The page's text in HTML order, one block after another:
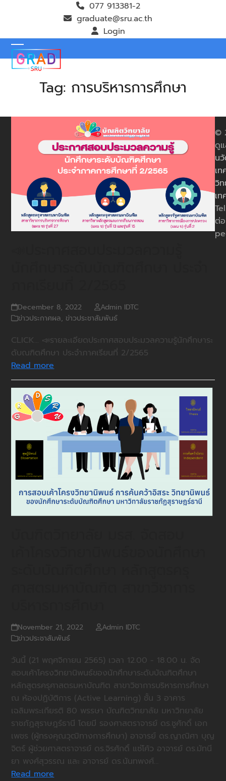
077 913381-2
graduate@sru.ac.th
Login
Open
mobile
Close
mobile
Tag: การบริหารการศึกษา
December 8, 2022
Admin IDTC
ข่าวประกาศผล, ข่าวประชาสัมพันธ์
CLICK... 📣รายละเอียดประกาศสอบประมวลความรู้นักศึกษาระ
ดับณฑิตศึกษา ประจำภาคเรียนที่ 2/2565
Read more
November 21, 2022
Admin IDTC
ข่าวประชาสัมพันธ์
วันนี้ (21 พฤศจิกายน 2565) เวลา 12.00 - 18.00 น. จัด
สอบเค้าโครงวิทยานิพนธ์ของนักศึกษาระดับบัณฑิตศึกษา
หลักสูตรครุศาสตรมหาบัณฑิต สาขาวิชาการบริหารการศึกษา
ณ ห้องปฏิบัติการ (Active Learning) ชั้น 3 อาคาร
เฉลิมพระเกียรติ 80 พรรษา บัณฑิตวิทยาลัย มหาวิทยาลัย
ราชภัฏสุราษฎร์ธานี โดยมี รองศาสตราจารย์ ดร.ชูศักดิ์ เอก
เพชร (ผู้ทรงคุณวุฒิทางการศึกษา) อาจารย์ ดร.ญาณิศา บุญ
จิตร์ ผู้ช่วยศาสตราจารย์ ดร.จิรศักดิ์ แซ่โค้ว อาจารย์ ดร.มัทนี
ยา พงศ์สุวรรณ และ อาจารย์ ดร.นันทพงศ์…
Read more
©
ดู
น
เ
วิท
เท
ต่